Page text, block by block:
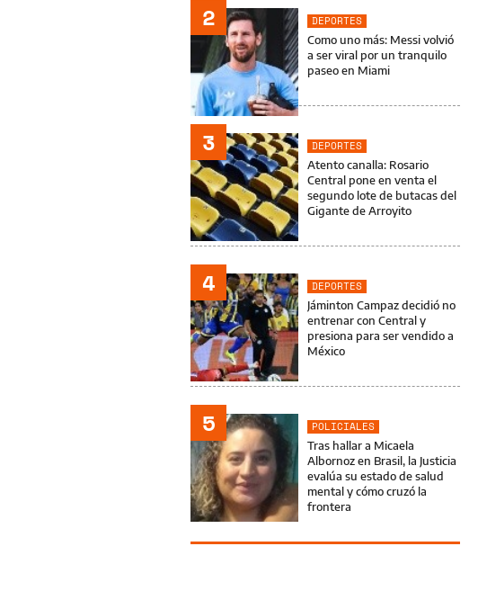
2
DEPORTES
Como uno más: Messi volvió
a ser viral por un tranquilo
paseo en Miami
3
DEPORTES
Atento canalla: Rosario
Central pone en venta el
segundo lote de butacas del
Gigante de Arroyito
4
DEPORTES
Jáminton Campaz decidió no
entrenar con Central y
presiona para ser vendido a
México
5
POLICIALES
Tras hallar a Micaela
Albornoz en Brasil, la Justicia
evalúa su estado de salud
mental y cómo cruzó la
frontera